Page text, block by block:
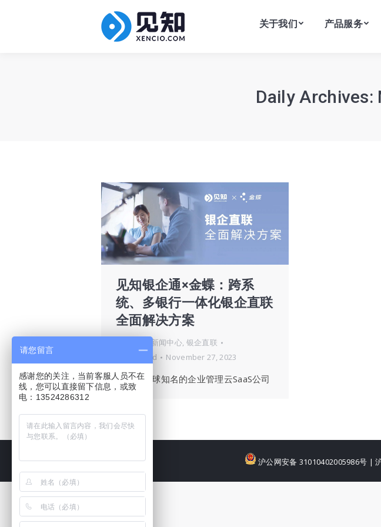
关于我们 产品服务
Daily Archives:
见知银企通×金蝶：跨系
统、多银行一体化银企直联
全面解决方案
新闻中心, 银企直联
victordd November 27, 2023
金蝶是全球知名的企业管理云SaaS公司
沪公网安备 31010402005986号 |
关于我们 产品服务
请您留言
感谢您的关注，当前客服人员不在
线，您可以直接留下信息，或致
电：13524286312